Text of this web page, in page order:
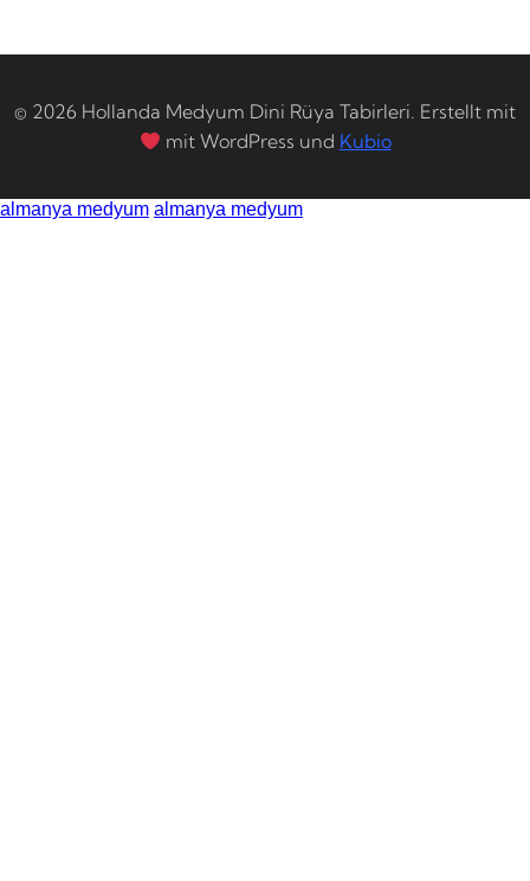
© 2026 Hollanda Medyum Dini Rüya Tabirleri. Erstellt mit
mit WordPress und Kubio
almanya medyum almanya medyum